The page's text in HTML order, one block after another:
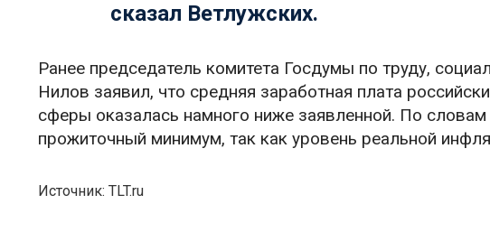
сказал Ветлужских.
Ранее председатель комитета Госдумы по труду,
Нилов заявил, что средняя заработная плата
сферы оказалась намного ниже заявленной. По
прожиточный минимум, так как уровень реальной
Источник: TLT.ru